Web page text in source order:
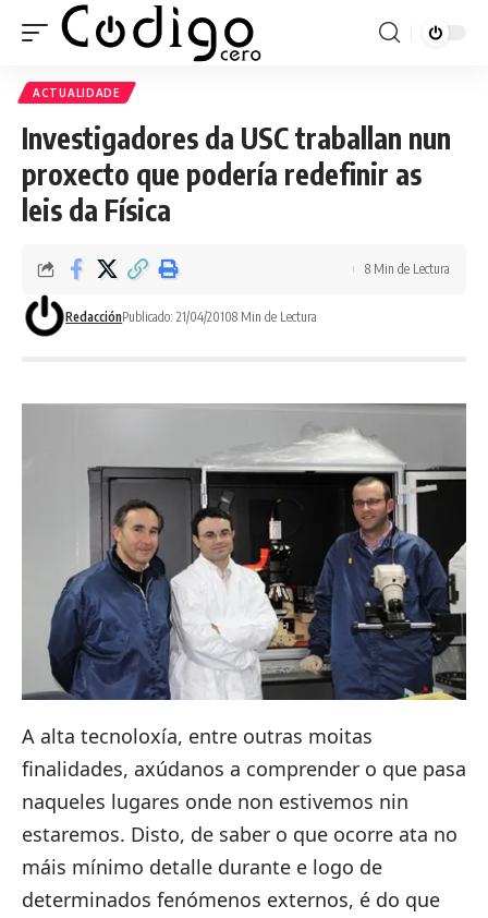
ACTUALIDADE
Investigadores da USC traballan nun
proxecto que podería redefinir as
leis da Física
RedacciónPublicado: 21/04/20108 Min de Lectura
8 Min de Lectura
A alta tecnoloxía, entre outras moitas
finalidades, axúdanos a comprender o que pasa
naqueles lugares onde non estivemos nin
estaremos. Disto, de saber o que ocorre ata no
máis mínimo detalle durante e logo de
determinados fenómenos externos, é do que